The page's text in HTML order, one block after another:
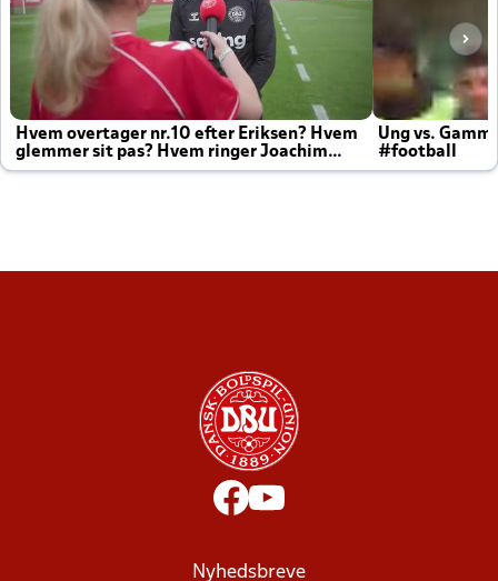
Hvem overtager nr.10 efter Eriksen? Hvem
glemmer sit pas? Hvem ringer Joachim
altid til efter kampe?
Ung vs.
#football
Nyhedsbreve